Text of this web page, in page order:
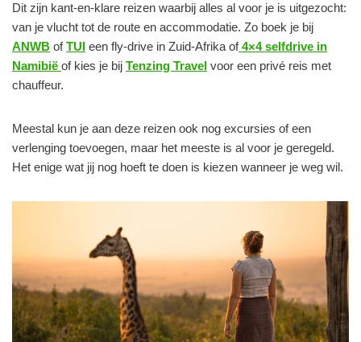
Dit zijn kant-en-klare reizen waarbij alles al voor je is uitgezocht:
van je vlucht tot de route en accommodatie. Zo boek je bij
ANWB ofTUI een fly-drive in Zuid-Afrika of4×4 selfdrive in
Namibië of kies je bij Tenzing Travel voor een privé reis met
chauffeur.
Meestal kun je aan deze reizen ook nog excursies of een
verlenging toevoegen, maar het meeste is al voor je geregeld.
Het enige wat jij nog hoeft te doen is kiezen wanneer je weg wil.